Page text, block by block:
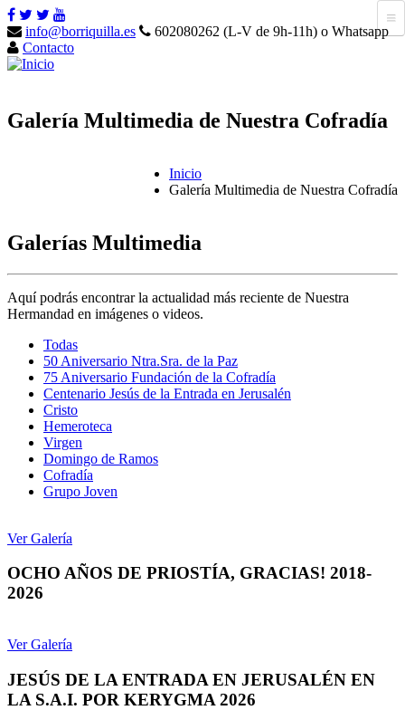
info@borriquilla.es
602080262 (L-V de 9h-11h) o Whatsapp
Contacto
Galería Multimedia de Nuestra Cofradía
Inicio
Galería Multimedia de Nuestra Cofradía
Galerías Multimedia
Aquí podrás encontrar la actualidad más reciente de Nuestra
Hermandad en imágenes o videos.
Todas
50 Aniversario Ntra.Sra. de la Paz
75 Aniversario Fundación de la Cofradía
Centenario Jesús de la Entrada en Jerusalén
Cristo
Hemeroteca
Virgen
Domingo de Ramos
Cofradía
Grupo Joven
Ver Galería
OCHO AÑOS DE PRIOSTÍA, GRACIAS! 2018-
2026
Ver Galería
JESÚS DE LA ENTRADA EN JERUSALÉN EN
LA S.A.I. POR KERYGMA 2026